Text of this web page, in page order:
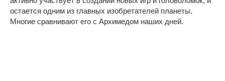
остается одним из главных изобретателей планеты.
Многие сравнивают его с Архимедом наших дней.